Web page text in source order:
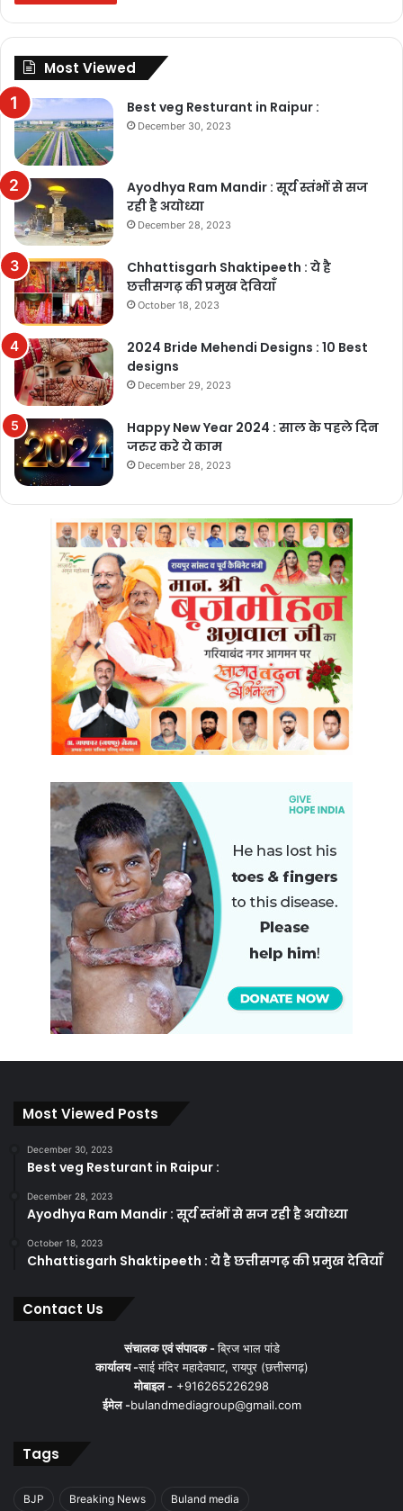
Most Viewed
Best veg Resturant in Raipur :
December 30, 2023
Ayodhya Ram Mandir : सूर्य स्तंभों से सज
रही है अयोध्या
December 28, 2023
Chhattisgarh Shaktipeeth : ये है
छत्तीसगढ़ की प्रमुख देवियाँ
October 18, 2023
2024 Bride Mehendi Designs : 10 Best
designs
December 29, 2023
Happy New Year 2024 : साल के पहले दिन
जरुर करे ये काम
December 28, 2023
Most Viewed Posts
December 30, 2023
Best veg Resturant in Raipur :
December 28, 2023
Ayodhya Ram Mandir : सूर्य स्तंभों से सज रही है अयोध्या
October 18, 2023
Chhattisgarh Shaktipeeth : ये है छत्तीसगढ़ की प्रमुख देवियाँ
Contact Us
संचालक एवं संपादक -ब्रिज भाल पांडे
कार्यालय -साई मंदिर महादेवघाट, रायपुर (छत्तीसगढ़)
मोबाइल - +916265226298
ईमेल -bulandmediagroup@gmail.com
Tags
BJP Breaking News Buland media